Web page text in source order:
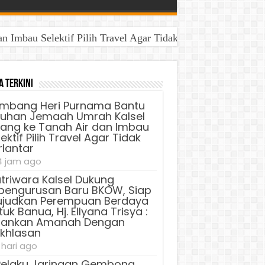
Imbau Selektif Pilih Travel Agar Tidak Terlantar
Untuk Banua, Hj. Ellyana Trisya : Jalankan Amanah
Terkini
Heri Purnama Bantu
Jemaah Umrah Kalsel
ke Tanah Air dan Imbau
Pilih Travel Agar Tidak
jam ago
Kalsel Dukung
Baru BKOW, Siap
Perempuan Berdaya
Banua, Hj. Ellyana Trisya :
Amanah Dengan
hari ago